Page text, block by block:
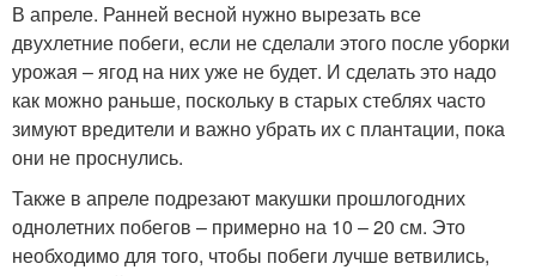
В апреле. Ранней весной нужно вырезать все
двухлетние побеги, если не сделали этого после уборки
урожая – ягод на них уже не будет. И сделать это надо
как можно раньше, поскольку в старых стеблях часто
зимуют вредители и важно убрать их с плантации, пока
они не проснулись.
Также в апреле подрезают макушки прошлогодних
однолетних побегов – примерно на 10 – 20 см. Это
необходимо для того, чтобы побеги лучше ветвились,